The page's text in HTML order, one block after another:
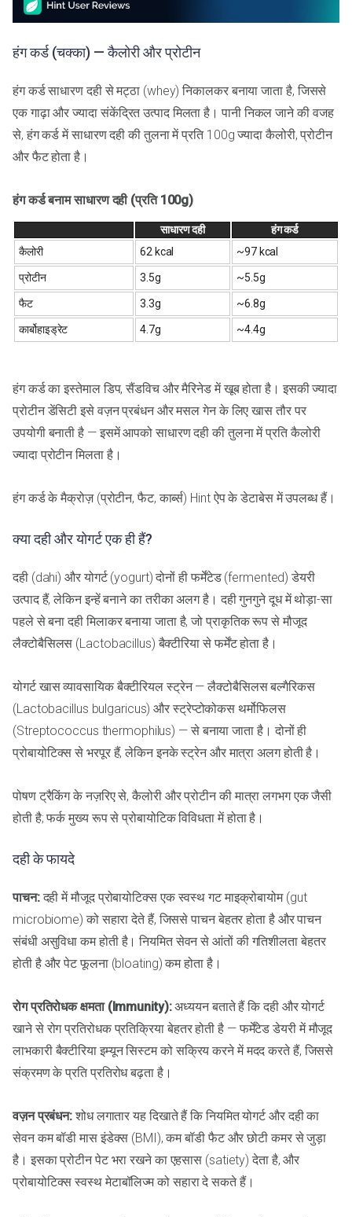
हंग कर्ड (चक्का) — कैलोरी और प्रोटीन
हंग कर्ड साधारण दही से मट्ठा (whey) निकालकर बनाया जाता है, जिससे
एक गाढ़ा और ज्यादा संकेंद्रित उत्पाद मिलता है। पानी निकल जाने की वजह
से, हंग कर्ड में साधारण दही की तुलना में प्रति 100g ज्यादा कैलोरी, प्रोटीन
और फैट होता है।
हंग कर्ड बनाम साधारण दही (प्रति 100g)
साधारण दही
हंग कर्ड
कैलोरी
62 kcal ~97 kcal
प्रोटीन 3.5g ~5.5g
फैट 3.3g ~6.8g
कार्बोहाइड्रेट 4.7g ~4.4g
हंग कर्ड का इस्तेमाल डिप, सैंडविच और मैरिनेड में खूब होता है। इसकी ज्यादा
प्रोटीन डेंसिटी इसे वज़न प्रबंधन और मसल गेन के लिए खास तौर पर
उपयोगी बनाती है — इसमें आपको साधारण दही की तुलना में प्रति कैलोरी
ज्यादा प्रोटीन मिलता है।
हंग कर्ड के मैक्रोज़ (प्रोटीन, फैट, कार्ब्स) Hint ऐप के डेटाबेस में उपलब्ध हैं।
क्या दही और योगर्ट एक ही हैं?
दही (dahi) और योगर्ट (yogurt) दोनों ही फर्मेंटेड (fermented) डेयरी
उत्पाद हैं, लेकिन इन्हें बनाने का तरीका अलग है। दही गुनगुने दूध में थोड़ा-सा
पहले से बना दही मिलाकर बनाया जाता है, जो प्राकृतिक रूप से मौजूद
लैक्टोबैसिलस (Lactobacillus) बैक्टीरिया से फर्मेंट होता है।
योगर्ट खास व्यावसायिक बैक्टीरियल स्ट्रेन — लैक्टोबैसिलस बल्गैरिकस
(Lactobacillus bulgaricus) और स्ट्रेप्टोकोकस थर्मोफिलस
(Streptococcus thermophilus) — से बनाया जाता है। दोनों ही
प्रोबायोटिक्स से भरपूर हैं, लेकिन इनके स्ट्रेन और मात्रा अलग होती है।
पोषण ट्रैकिंग के नज़रिए से, कैलोरी और प्रोटीन की मात्रा लगभग एक जैसी
होती है; फर्क मुख्य रूप से प्रोबायोटिक विविधता में होता है।
दही के फायदे
पाचन:दही में मौजूद प्रोबायोटिक्स एक स्वस्थ गट माइक्रोबायोम (gut
microbiome) को सहारा देते हैं, जिससे पाचन बेहतर होता है और पाचन
संबंधी असुविधा कम होती है। नियमित सेवन से आंतों की गतिशीलता बेहतर
होती है और पेट फूलना (bloating) कम होता है।
रोग प्रतिरोधक क्षमता (Immunity):अध्ययन बताते हैं कि दही और योगर्ट
खाने से रोग प्रतिरोधक प्रतिक्रिया बेहतर होती है — फर्मेंटेड डेयरी में मौजूद
लाभकारी बैक्टीरिया इम्यून सिस्टम को सक्रिय करने में मदद करते हैं, जिससे
संक्रमण के प्रति प्रतिरोध बढ़ता है।
वज़न प्रबंधन: शोध लगातार यह दिखाते हैं कि नियमित योगर्ट और दही का
सेवन कम बॉडी मास इंडेक्स (BMI), कम बॉडी फैट और छोटी कमर से जुड़ा
है। इसका प्रोटीन पेट भरा रखने का एहसास (satiety) देता है, और
प्रोबायोटिक्स स्वस्थ मेटाबॉलिज्म को सहारा दे सकते हैं।